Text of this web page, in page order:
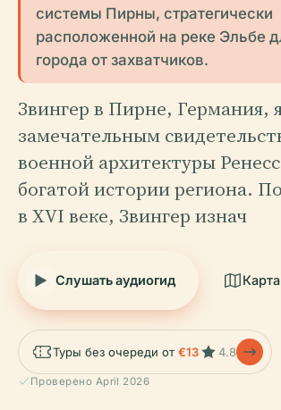
системы Пирны, стратегически
расположенной на реке Эльбе
города от захватчиков.
Звингер в Пирне, Германия,
замечательным
военной архитектуры
богатой истории региона.
в XVI веке, Звингер изнач
Слушать аудиогид Карта
Туры без очереди от €13 4.8
Проверено April 2026